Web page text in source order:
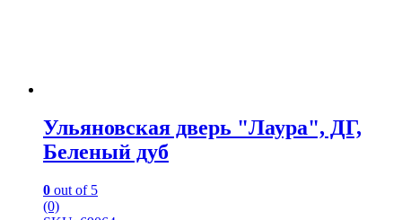
Ульяновская дверь "Лаура", ДГ,
Беленый дуб
0 out of 5
(0)